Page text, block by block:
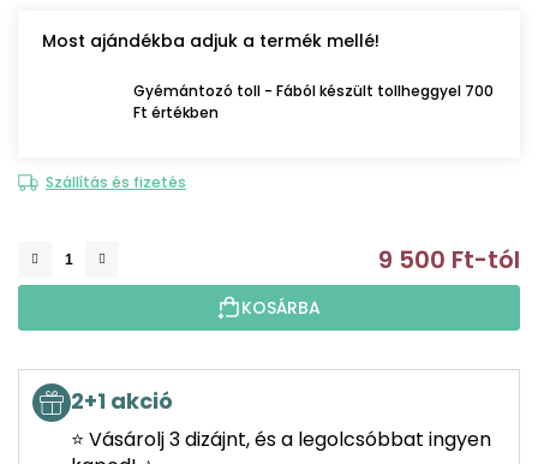
Most ajándékba adjuk a termék mellé!
Gyémántozó toll - Fából készült tollheggyel 700
Ft értékben
Szállítás és fizetés
9 500 Ft-tól
KOSÁRBA
2+1 akció
⭐ Vásárolj 3 dizájnt, és a legolcsóbbat ingyen